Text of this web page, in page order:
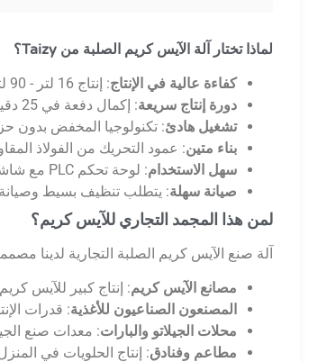
لماذا تختار آلة الآيس كريم الصلبة من Taizy؟
كفاءة عالية في الإنتاج: إنتاج 16 لتر - 90 لتر من الآيس كريم الصلب في الساعة
دورة إنتاج سريعة: إكمال دفعة في 25 دقيقة فقط
تشغيل هادئ: تكنولوجيا المخفض بدون
بناء متين: عمود التحريك من الفولاذ
سهل الاستخدام: لوحة تحكم PLC مع شاشة رقمية لعملية دقيقة
صيانة سهلة: يتطلب تنظيف بسيط
لمن هذا المجمد التجاري للآيس كريم؟
آلة صنع الآيس كريم الصلبة التجارية لدينا
مصانع الآيس كريم: إنتاج كبير للآيس
المصنعون الصناعيون للأغذية: قدرات
محلات الجيلاتو والبارات: معدات صنع
مطاعم وفنادق: إنتاج الحلويات في